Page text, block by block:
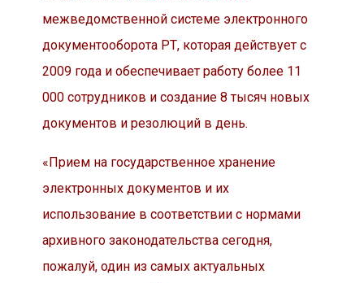
межведомственной системе электронного
документооборота РТ, которая действует с
2009 года и обеспечивает работу более 11
000 сотрудников и создание 8 тысяч новых
документов и резолюций в день.
«Прием на государственное хранение
электронных документов и их
использование в соответствии с нормами
архивного законодательства сегодня,
пожалуй, один из самых актуальных